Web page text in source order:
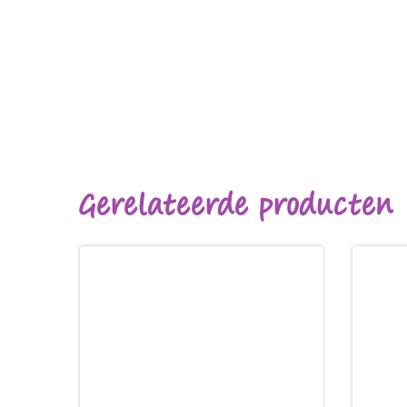
Gerelateerde producten